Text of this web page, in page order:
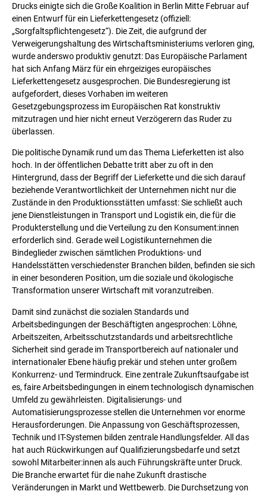
Drucks einigte sich die Große Koalition in Berlin Mitte Februar auf
einen Entwurf für ein Lieferkettengesetz (offiziell:
„Sorgfaltspflichtengesetz“). Die Zeit, die aufgrund der
Verweigerungshaltung des Wirtschaftsministeriums verloren ging,
wurde anderswo produktiv genutzt: Das Europäische Parlament
hat sich Anfang März für ein ehrgeiziges europäisches
Lieferkettengesetz ausgesprochen. Die Bundesregierung ist
aufgefordert, dieses Vorhaben im weiteren
Gesetzgebungsprozess im Europäischen Rat konstruktiv
mitzutragen und hier nicht erneut Verzögerern das Ruder zu
überlassen.
Die politische Dynamik rund um das Thema Lieferketten ist also
hoch. In der öffentlichen Debatte tritt aber zu oft in den
Hintergrund, dass der Begriff der Lieferkette und die sich darauf
beziehende Verantwortlichkeit der Unternehmen nicht nur die
Zustände in den Produktionsstätten umfasst: Sie schließt auch
jene Dienstleistungen in Transport und Logistik ein, die für die
Produkterstellung und die Verteilung zu den Konsument:innen
erforderlich sind. Gerade weil Logistikunternehmen die
Bindeglieder zwischen sämtlichen Produktions- und
Handelsstätten verschiedenster Branchen bilden, befinden sie sich
in einer besonderen Position, um die soziale und ökologische
Transformation unserer Wirtschaft mit voranzutreiben.
Damit sind zunächst die sozialen Standards und
Arbeitsbedingungen der Beschäftigten angesprochen: Löhne,
Arbeitszeiten, Arbeitsschutzstandards und arbeitsrechtliche
Sicherheit sind gerade im Transportbereich auf nationaler und
internationaler Ebene häufig prekär und stehen unter großem
Konkurrenz- und Termindruck. Eine zentrale Zukunftsaufgabe ist
es, faire Arbeitsbedingungen in einem technologisch dynamischen
Umfeld zu gewährleisten. Digitalisierungs- und
Automatisierungsprozesse stellen die Unternehmen vor enorme
Herausforderungen. Die Anpassung von Geschäftsprozessen,
Technik und IT-Systemen bilden zentrale Handlungsfelder. All das
hat auch Rückwirkungen auf Qualifizierungsbedarfe und setzt
sowohl Mitarbeiter:innen als auch Führungskräfte unter Druck.
Die Branche erwartet für die nahe Zukunft drastische
Veränderungen in Markt und Wettbewerb. Die Durchsetzung von